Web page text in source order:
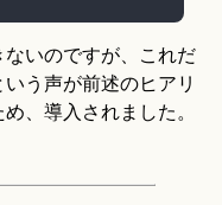
いのですが、これだ
う声が前述のヒアリ
、導入されました。